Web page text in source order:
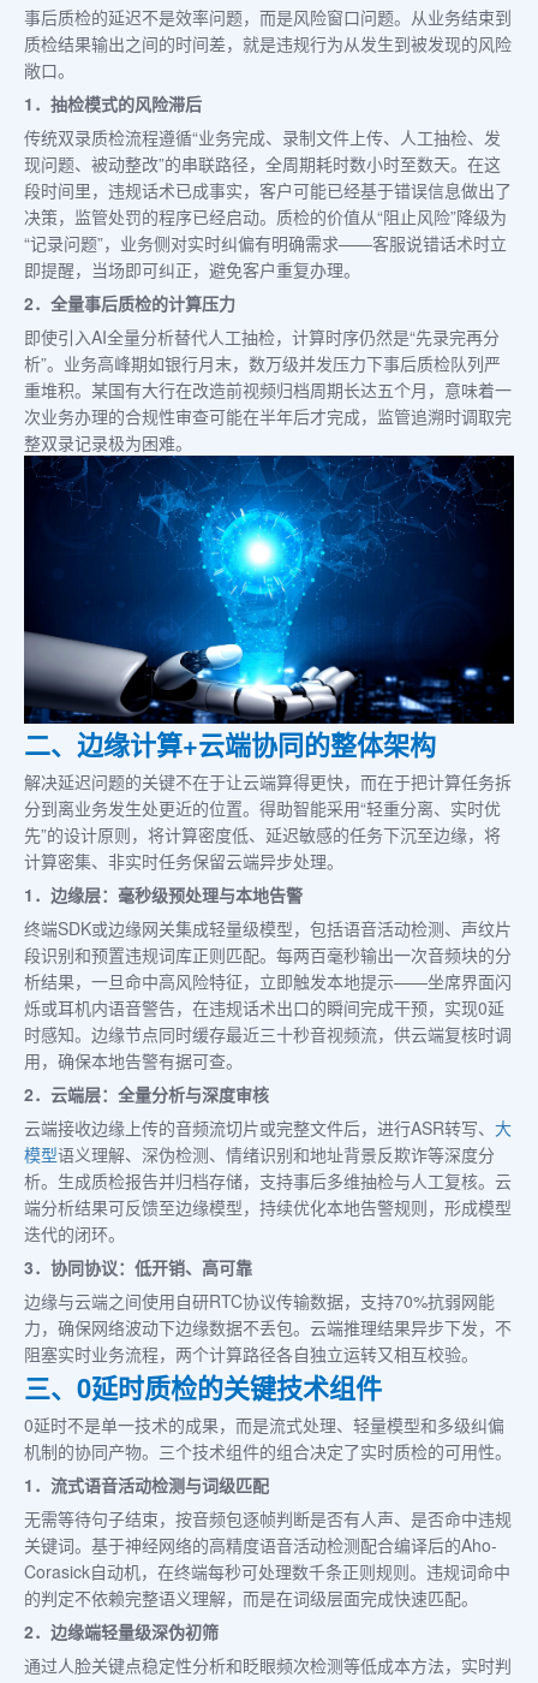
事后质检的延迟不是效率问题，而是风险窗口问题。从业务结束到
质检结果输出之间的时间差，就是违规行为从发生到被发现的风险
敞口。
1．抽检模式的风险滞后
传统双录质检流程遵循“业务完成、录制文件上传、人工抽检、发
现问题、被动整改”的串联路径，全周期耗时数小时至数天。在这
段时间里，违规话术已成事实，客户可能已经基于错误信息做出了
决策，监管处罚的程序已经启动。质检的价值从“阻止风险”降级为
“记录问题”，业务侧对实时纠偏有明确需求——客服说错话术时立
即提醒，当场即可纠正，避免客户重复办理。
2．全量事后质检的计算压力
即使引入AI全量分析替代人工抽检，计算时序仍然是“先录完再分
析”。业务高峰期如银行月末，数万级并发压力下事后质检队列严
重堆积。某国有大行在改造前视频归档周期长达五个月，意味着一
次业务办理的合规性审查可能在半年后才完成，监管追溯时调取完
整双录记录极为困难。
二、边缘计算+云端协同的整体架构
解决延迟问题的关键不在于让云端算得更快，而在于把计算任务拆
分到离业务发生处更近的位置。得助智能采用“轻重分离、实时优
先”的设计原则，将计算密度低、延迟敏感的任务下沉至边缘，将
计算密集、非实时任务保留云端异步处理。
1．边缘层：毫秒级预处理与本地告警
终端SDK或边缘网关集成轻量级模型，包括语音活动检测、声纹片
段识别和预置违规词库正则匹配。每两百毫秒输出一次音频块的分
析结果，一旦命中高风险特征，立即触发本地提示——坐席界面闪
烁或耳机内语音警告，在违规话术出口的瞬间完成干预，实现0延
时感知。边缘节点同时缓存最近三十秒音视频流，供云端复核时调
用，确保本地告警有据可查。
2．云端层：全量分析与深度审核
云端接收边缘上传的音频流切片或完整文件后，进行ASR转写、 大
模型语义理解、深伪检测、情绪识别和地址背景反欺诈等深度分
析。生成质检报告并归档存储，支持事后多维抽检与人工复核。云
端分析结果可反馈至边缘模型，持续优化本地告警规则，形成模型
迭代的闭环。
3．协同协议：低开销、高可靠
边缘与云端之间使用自研RTC协议传输数据，支持70%抗弱网能
力，确保网络波动下边缘数据不丢包。云端推理结果异步下发，不
阻塞实时业务流程，两个计算路径各自独立运转又相互校验。
三、0延时质检的关键技术组件
0延时不是单一技术的成果，而是流式处理、轻量模型和多级纠偏
机制的协同产物。三个技术组件的组合决定了实时质检的可用性。
1．流式语音活动检测与词级匹配
无需等待句子结束，按音频包逐帧判断是否有人声、是否命中违规
关键词。基于神经网络的高精度语音活动检测配合编译后的Aho-
Corasick自动机，在终端每秒可处理数千条正则规则。违规词命中
的判定不依赖完整语义理解，而是在词级层面完成快速匹配。
2．边缘端轻量级深伪初筛
通过人脸关键点稳定性分析和眨眼频次检测等低成本方法，实时判